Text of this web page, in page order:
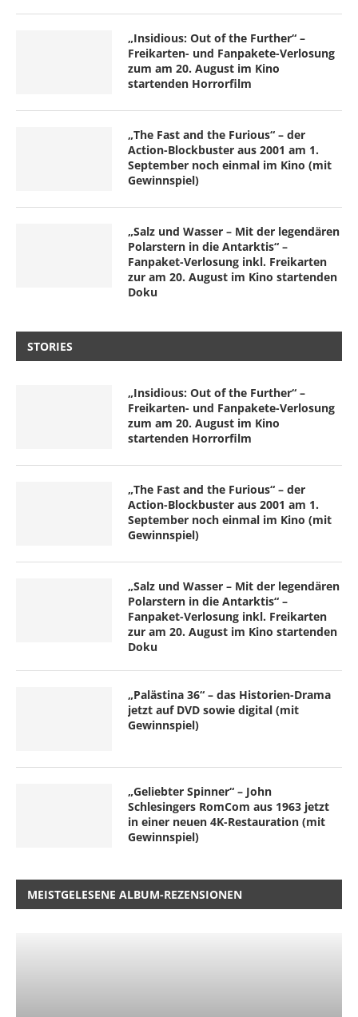
„Insidious: Out of the Further“ –
Freikarten- und Fanpakete-Verlosung
zum am 20. August im Kino
startenden Horrorfilm
„The Fast and the Furious“ – der
Action-Blockbuster aus 2001 am 1.
September noch einmal im Kino (mit
Gewinnspiel)
„Salz und Wasser – Mit der legendären
Polarstern in die Antarktis“ –
Fanpaket-Verlosung inkl. Freikarten
zur am 20. August im Kino startenden
Doku
STORIES
„Insidious: Out of the Further“ –
Freikarten- und Fanpakete-Verlosung
zum am 20. August im Kino
startenden Horrorfilm
„The Fast and the Furious“ – der
Action-Blockbuster aus 2001 am 1.
September noch einmal im Kino (mit
Gewinnspiel)
„Salz und Wasser – Mit der legendären
Polarstern in die Antarktis“ –
Fanpaket-Verlosung inkl. Freikarten
zur am 20. August im Kino startenden
Doku
„Palästina 36“ – das Historien-Drama
jetzt auf DVD sowie digital (mit
Gewinnspiel)
„Geliebter Spinner“ – John
Schlesingers RomCom aus 1963 jetzt
in einer neuen 4K-Restauration (mit
Gewinnspiel)
MEISTGELESENE ALBUM-REZENSIONEN